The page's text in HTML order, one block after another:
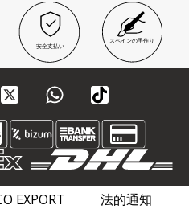
安全支払い
スペインの手作り
EXPORT 法的通知